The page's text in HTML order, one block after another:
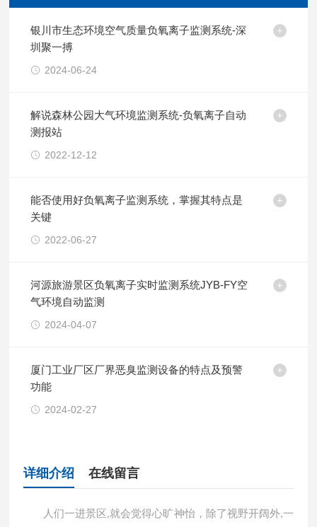
银川市生态环境空气质量负氧离子监测系统-深
圳聚一搏
2024-06-24
解说森林公园大气环境监测系统-负氧离子自动
测报站
2022-12-12
能否使用好负氧离子监测系统，掌握其特点是
关键
2022-06-27
河源旅游景区负氧离子实时监测系统JYB-FY空
气环境自动监测
2024-04-07
厦门工业厂区厂界恶臭监测设备的特点及预警
功能
2024-02-27
详细介绍 在线留言
人们一进景区 ,就会觉得心旷神怡，除了视野开阔外,一